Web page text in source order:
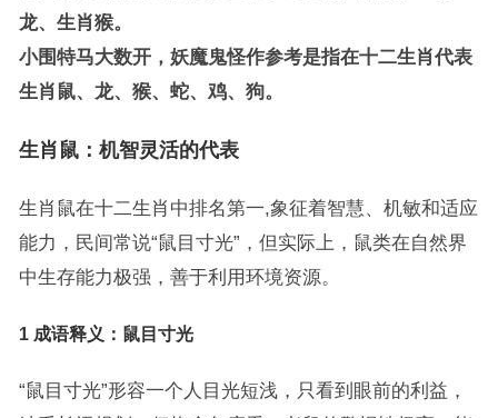
龙、生肖猴。
小围特马大数开，妖魔鬼怪作参考是指在十二生肖代表
生肖鼠、龙、猴、蛇、鸡、狗。
生肖鼠：机智灵活的代表
生肖鼠在十二生肖中排名第一,象征着智慧、机敏和适应
能力，民间常说“鼠目寸光”，但实际上，鼠类在自然界
中生存能力极强，善于利用环境资源。
1 成语释义：鼠目寸光
“鼠目寸光”形容一个人目光短浅，只看到眼前的利益，